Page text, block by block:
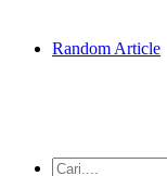
Random Article